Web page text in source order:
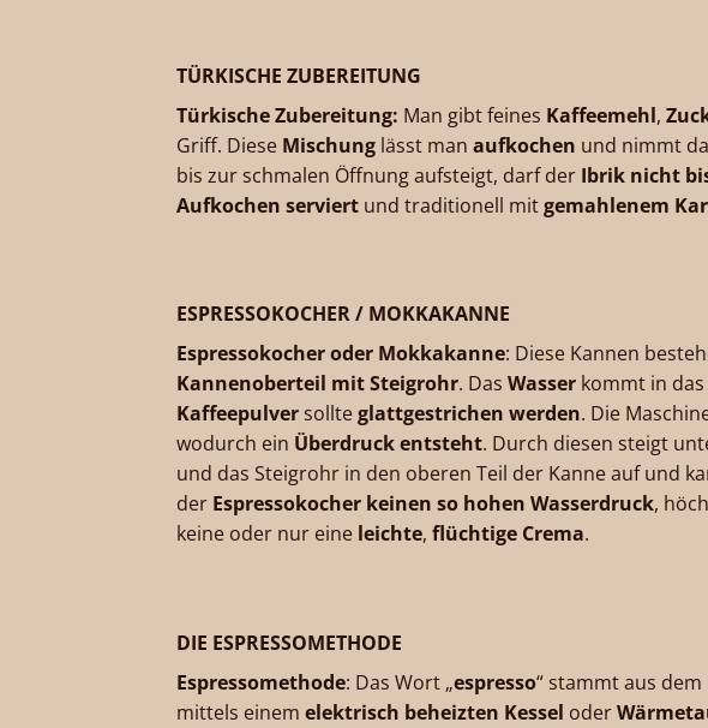
TÜRKISCHE ZUBEREITUNG
Türkische Zubereitung: Man gibt feines Kaffeemehl,
Griff. Diese Mischung lässt man aufkochen und nimmt
bis zur schmalen Öffnung aufsteigt, darf der Ibrik nicht
Aufkochen serviert und traditionell mitgemahlenem
ESPRESSOKOCHER / MOKKAKANNE
Espressokocher oder Mokkakanne: Diese Kannen
Kannenoberteil mit Steigrohr. Das Wasser kommt in das
Kaffeepulversollteglattgestrichen werden. Die
wodurch ein Überdruck entsteht. Durch diesen steigt
und das Steigrohr in den oberen Teil der Kanne auf und
der Espressokocher keinen so hohen Wasserdruck,
keine oder nur eine leichte, flüchtige Crema.
DIE ESPRESSOMETHODE
Espressomethode: Das Wort „espresso“ stammt aus dem
mittels einem elektrisch beheizten Kessel oder